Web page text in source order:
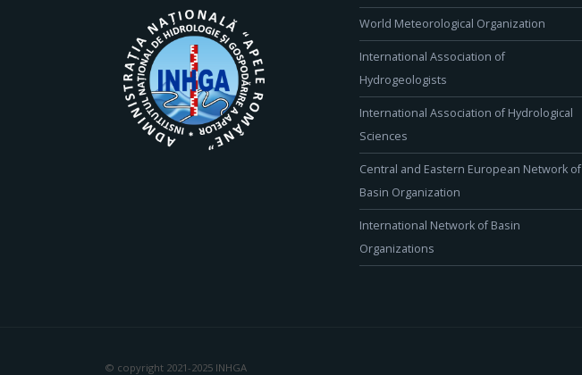
World Meteorological Organization
International Association of
Hydrogeologists
International Association of Hydrological
Sciences
Central and Eastern European Network of
Basin Organization
International Network of Basin
Organizations
© copyright 2021-2025 INHGA